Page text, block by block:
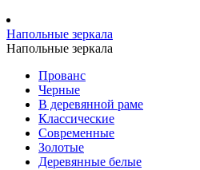
Напольные зеркала
Напольные зеркала
Прованс
Черные
В деревянной раме
Классические
Современные
Золотые
Деревянные белые